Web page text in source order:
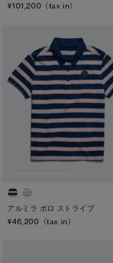
¥101,200（tax in）
アルミラ ポロ ストライプ
¥46,200（tax in）